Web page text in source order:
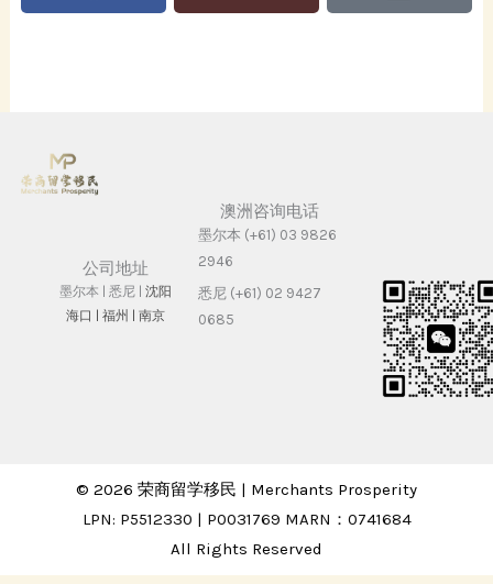
公司地址
墨尔本 | 悉尼 | 沈阳
海⼝ | 福州 | 南京
澳洲咨询电话
墨尔本 (+61) 03 9826
2946
悉尼 (+61) 02 9427
0685
© 2026 荣商留学移民 | Merchants Prosperity
LPN: P5512330 | P0031769 MARN：0741684
All Rights Reserved